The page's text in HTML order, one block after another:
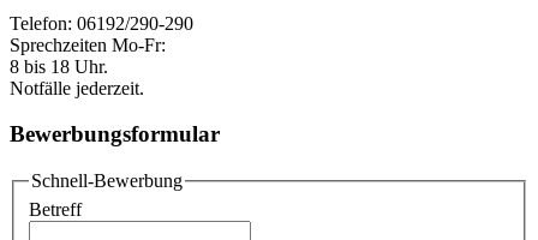
Telefon: 06192/290-290
Sprechzeiten Mo-Fr:
8 bis 18 Uhr.
Notfälle jederzeit.
Bewerbungsformular
Schnell-Bewerbung
Betreff